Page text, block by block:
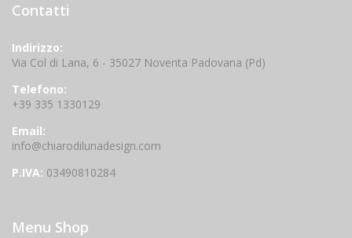
Contatti
Indirizzo:
Via Col di Lana, 6 - 35027 Noventa Padovana (Pd)
Telefono:
+39 335 1330129
Email:
info@chiarodilunadesign.com
P.IVA: 03490810284
Menu Shop